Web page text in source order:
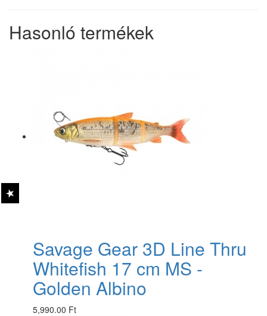
Hasonló termékek
Savage Gear 3D Line Thru
Whitefish 17 cm MS -
Golden Albino
5,990.00 Ft